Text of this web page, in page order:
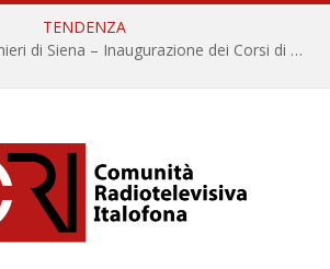
TENDENZA
Università per Stranieri di Siena – Inaugurazione dei Corsi di Lingua e Cultura Italiana, 109a annata